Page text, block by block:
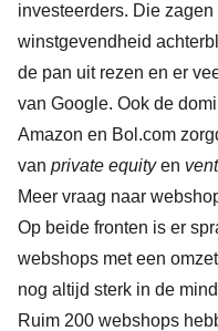
investeerders. Die
winstgevendheid
de pan uit rezen en er
van Google. Ook de
Amazon en Bol.com
van private equityen
Meer vraag naar
Op beide fronten is er
webshops met een
nog altijd sterk in de
Ruim 200 webshops